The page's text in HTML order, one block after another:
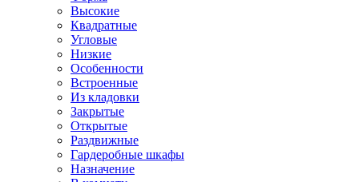
Высокие
Квадратные
Угловые
Низкие
Особенности
Встроенные
Из кладовки
Закрытые
Открытые
Раздвижные
Гардеробные шкафы
Назначение